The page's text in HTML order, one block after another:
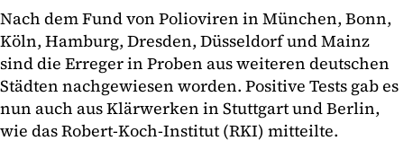
Nach dem Fund von Polioviren in München, Bonn,
Köln, Hamburg, Dresden, Düsseldorf und Mainz
sind die Erreger in Proben aus weiteren deutschen
Städten nachgewiesen worden. Positive Tests gab es
nun auch aus Klärwerken in Stuttgart und Berlin,
wie das Robert-Koch-Institut (RKI) mitteilte.